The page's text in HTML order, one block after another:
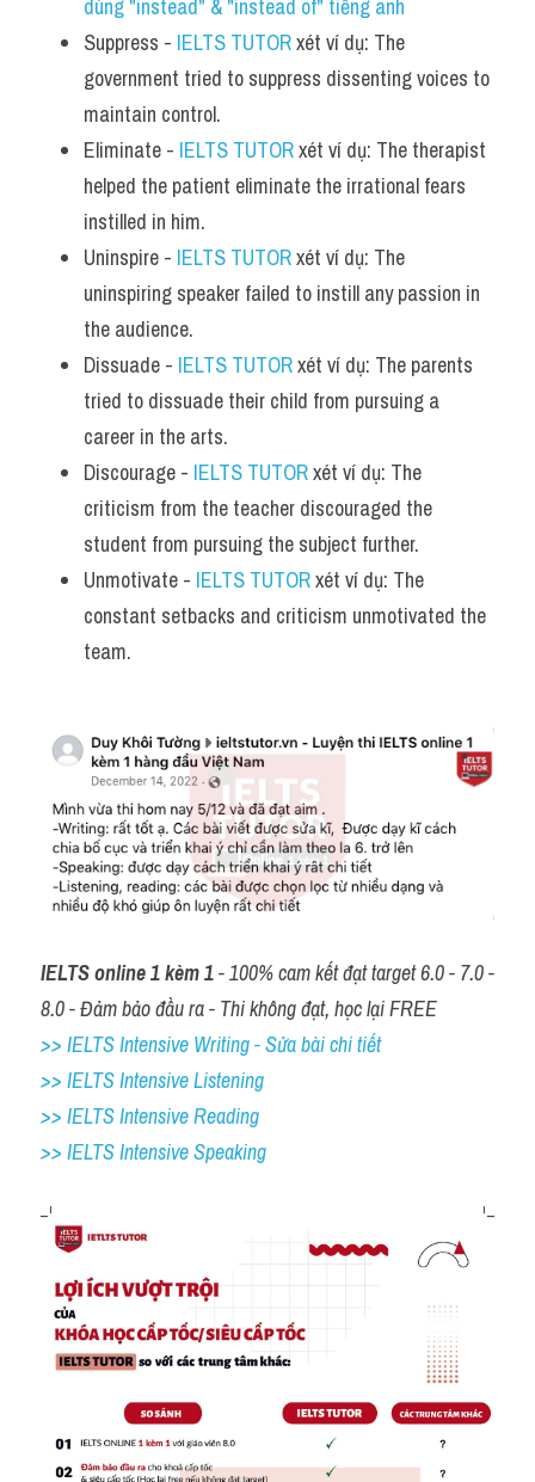
dùng "instead" & "instead of" tiếng anh
Suppress - IELTS TUTOR xét ví dụ: The
government tried to suppress dissenting voices to
maintain control.
Eliminate - IELTS TUTOR xét ví dụ: The therapist
helped the patient eliminate the irrational fears
instilled in him.
Uninspire - IELTS TUTOR xét ví dụ: The
uninspiring speaker failed to instill any passion in
the audience.
Dissuade - IELTS TUTOR xét ví dụ: The parents
tried to dissuade their child from pursuing a
career in the arts.
Discourage - IELTS TUTOR xét ví dụ: The
criticism from the teacher discouraged the
student from pursuing the subject further.
Unmotivate - IELTS TUTOR xét ví dụ: The
constant setbacks and criticism unmotivated the
team.
IELTS online 1 kèm 1 - 100% cam kết đạt target 6.0 - 7.0 -
8.0 - Đảm bảo đầu ra - Thi không đạt, học lại FREE
>> IELTS Intensive Writing - Sửa bài chi tiết
>> IELTS Intensive Listening
>> IELTS Intensive Reading
>> IELTS Intensive Speaking